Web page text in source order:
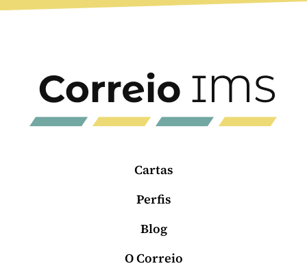
Cartas
Perfis
Blog
O Correio